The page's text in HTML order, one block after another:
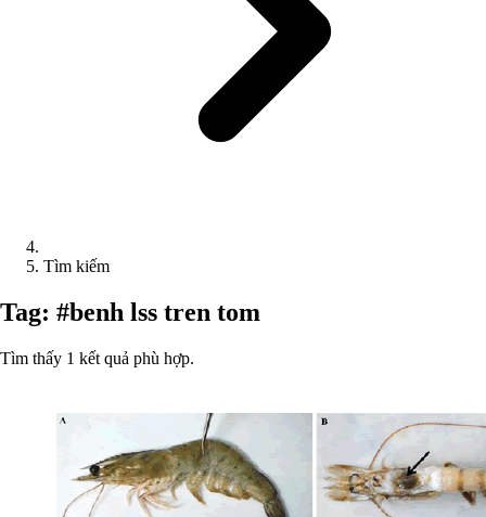
Tìm kiếm
Tag: #benh lss tren tom
Tìm thấy 1 kết quả phù hợp.